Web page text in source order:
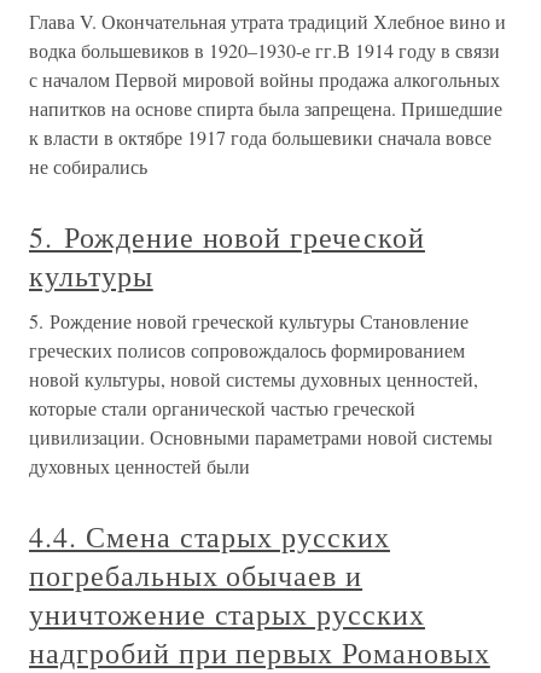
Глава V. Окончательная утрата традиций Хлебное вино и
водка большевиков в 1920–1930-е гг.В 1914 году в связи
с началом Первой мировой войны продажа алкогольных
напитков на основе спирта была запрещена. Пришедшие
к власти в октябре 1917 года большевики сначала вовсе
не собирались
5. Рождение новой греческой
культуры
5. Рождение новой греческой культуры Становление
греческих полисов сопровождалось формированием
новой культуры, новой системы духовных ценностей,
которые стали органической частью греческой
цивилизации. Основными параметрами новой системы
духовных ценностей были
4.4. Смена старых русских
погребальных обычаев и
уничтожение старых русских
надгробий при первых Романовых